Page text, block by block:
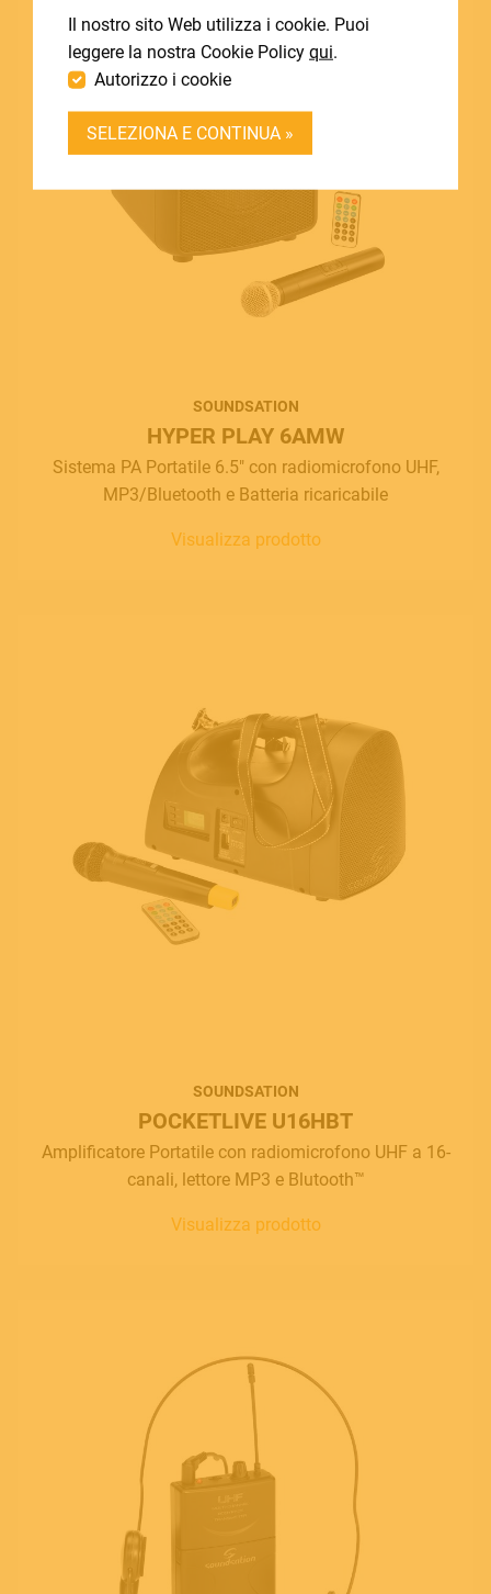
Il nostro sito Web utilizza i cookie. Puoi
leggere la nostra Cookie Policy qui.
Autorizzo i cookie
SELEZIONA E CONTINUA »
CONTATTI
BECOME A DEALER
SOUNDSATION SOUNDCARE
SOUNDSATION
HYPER PLAY 6AMW
Sistema PA Portatile 6.5" con radiomicrofono UHF,
MP3/Bluetooth e Batteria ricaricabile
Visualizza prodotto
SOUNDSATION
POCKETLIVE U16HBT
Amplificatore Portatile con radiomicrofono UHF a 16-
canali, lettore MP3 e Blutooth™
Visualizza prodotto